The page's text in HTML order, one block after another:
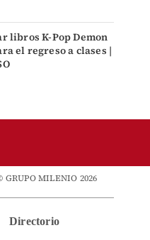
libros K-Pop Demon
el regreso a clases |
GRUPO MILENIO 2026
Directorio